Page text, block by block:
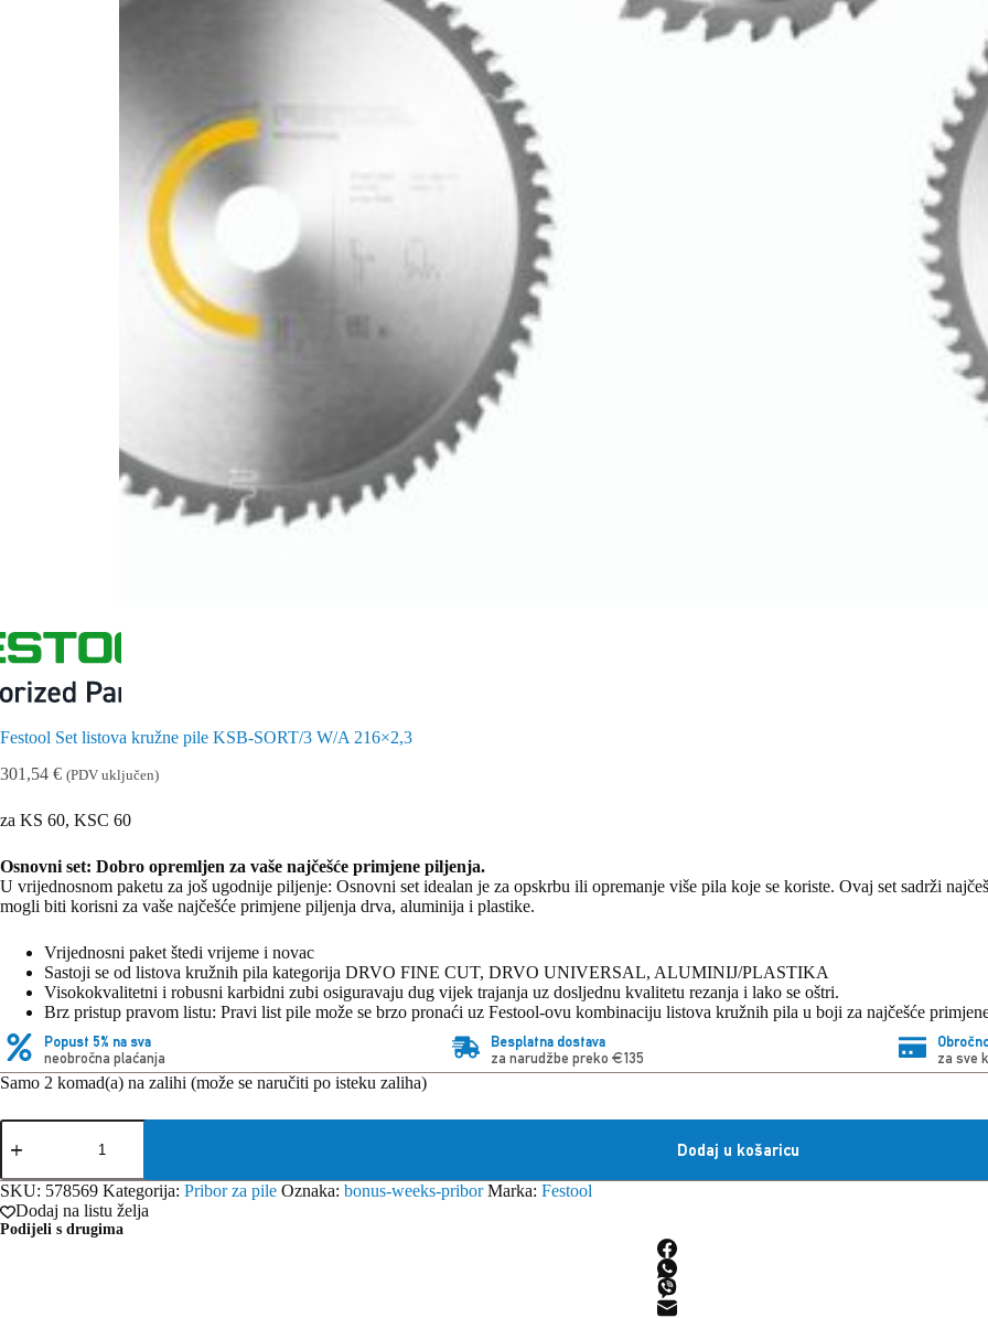
Festool Set listova kružne pile KSB-SORT/3 W/A 216×2,3
301,54 € (PDV uključen)
za KS 60, KSC 60
Osnovni set: Dobro opremljen za vaše najčešće primjene piljenja.
U vrijednosnom paketu za još ugodnije piljenje: Osnovni set idealan je za opskrbu ili opremanje više pila koje se koriste. Ovaj set sadrži
mogli biti korisni za vaše najčešće primjene piljenja drva, aluminija i plastike.
Vrijednosni paket štedi vrijeme i novac
Sastoji se od listova kružnih pila kategorija DRVO FINE CUT, DRVO UNIVERSAL, ALUMINIJ/PLASTIKA
Visokokvalitetni i robusni karbidni zubi osiguravaju dug vijek trajanja uz dosljednu kvalitetu rezanja i lako se oštri.
Brz pristup pravom listu: Pravi list pile može se brzo pronaći uz Festool-ovu kombinaciju listova kružnih pila u boji za najčešće
Popust 5% na sva
neobročna plaćanja
Besplatna dostava
za narudžbe preko €135
za sve
Samo 2 komad(a) na zalihi (može se naručiti po isteku zaliha)
Festool
Set
kružne
pile
KSB-
SORT/3
Dodaj u košaricu
SKU: 578569 Kategorija: Pribor za pile Oznaka: bonus-weeks-pribor Marka: Festool
Dodaj na listu želja
Podijeli s drugima